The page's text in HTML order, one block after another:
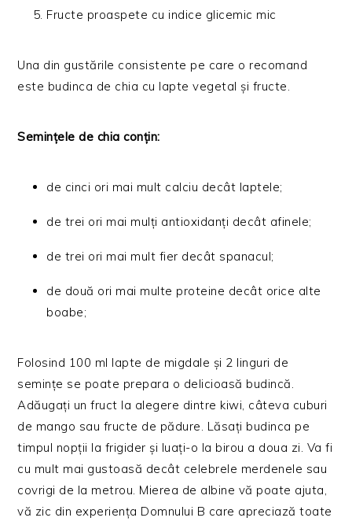
Fructe proaspete cu indice glicemic mic
Una din gustările consistente pe care o recomand
este budinca de chia cu lapte vegetal și fructe.
Semințele de chia conţin:
de cinci ori mai mult calciu decât laptele;
de trei ori mai mulți antioxidanți decât afinele;
de trei ori mai mult fier decât spanacul;
de două ori mai multe proteine decât orice alte
boabe;
Folosind 100 ml lapte de migdale și 2 linguri de
semințe se poate prepara o delicioasă budincă.
Adăugați un fruct la alegere dintre kiwi, câteva cuburi
de mango sau fructe de pădure. Lăsați budinca pe
timpul nopții la frigider și luați-o la birou a doua zi. Va fi
cu mult mai gustoasă decât celebrele merdenele sau
covrigi de la metrou. Mierea de albine vă poate ajuta,
vă zic din experiența Domnului B care apreciază toate